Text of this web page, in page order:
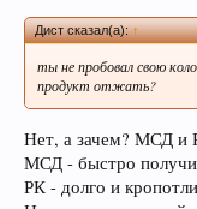
Дист сказал(а):↑
ты не пробовал свою
продукт отжать?
Нет, а зачем? МСД и
МСД - быстро
РК - долго и